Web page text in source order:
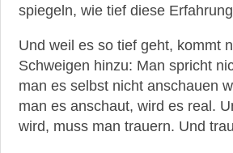
spiegeln, wie tief diese
Und weil es so tief geht, kommt
Schweigen hinzu: Man spricht
man es selbst nicht anschauen
man es anschaut, wird es real.
wird, muss man trauern. Und